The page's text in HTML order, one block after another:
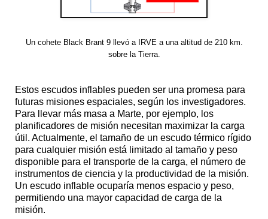
Un cohete Black Brant 9 llevó a IRVE a una altitud de 210 km.
sobre la Tierra.
Estos escudos inflables pueden ser una promesa para
futuras misiones espaciales, según los investigadores.
Para llevar más masa a Marte, por ejemplo, los
planificadores de misión necesitan maximizar la carga
útil. Actualmente, el tamaño de un escudo térmico rígido
para cualquier misión está limitado al tamaño y peso
disponible para el transporte de la carga, el número de
instrumentos de ciencia y la productividad de la misión.
Un escudo inflable ocuparía menos espacio y peso,
permitiendo una mayor capacidad de carga de la
misión.